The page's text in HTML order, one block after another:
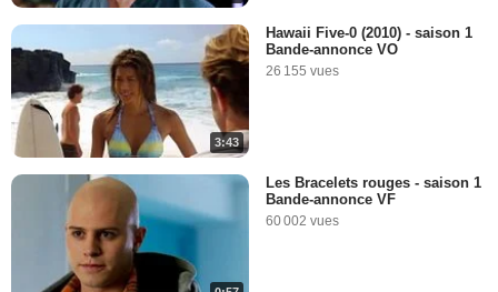
3:43
Hawaii Five-0 (2010) - saison 1
Bande-annonce VO
26 155 vues
Les Bracelets rouges - saison 1
Bande-annonce VF
60 002 vues